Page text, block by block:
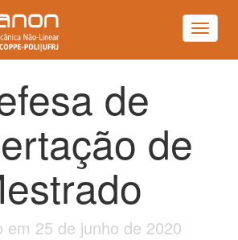
Toggle
de
de
em 25 de junho de 2020